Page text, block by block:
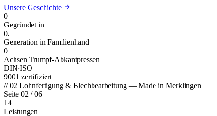
Unsere Geschichte
0
Gegründet in
0.
Generation in Familienhand
0
Achsen Trumpf-Abkantpressen
DIN·ISO
9001 zertifiziert
// 02 Lohnfertigung & Blechbearbeitung — Made in Merklingen
Seite 02 / 06
14
Leistungen